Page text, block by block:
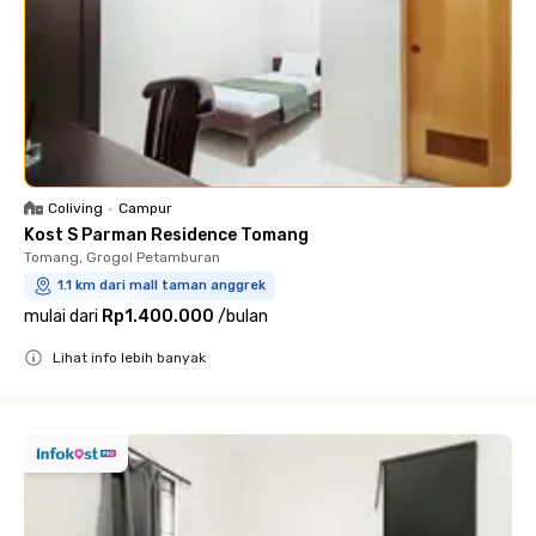
Coliving • Campur
Kost S Parman Residence Tomang
Tomang, Grogol Petamburan
1.1 km dari mall taman anggrek
mulai dari Rp1.400.000 /bulan
Lihat info lebih banyak